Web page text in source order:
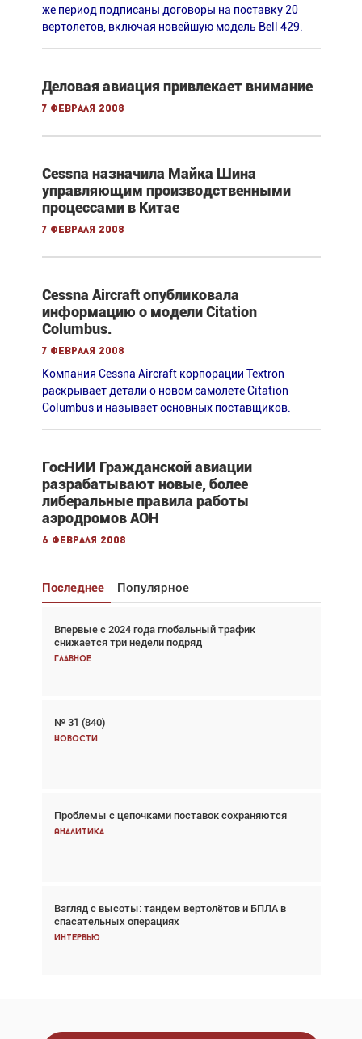
же период подписаны договоры на поставку 20
вертолетов, включая новейшую модель Bell 429.
Деловая авиация привлекает внимание
7 февраля 2008
Cessna назначила Майка Шина
управляющим производственными
процессами в Китае
7 февраля 2008
Cessna Aircraft опубликовала
информацию о модели Citation
Columbus.
7 февраля 2008
Компания Cessna Aircraft корпорации Textron
раскрывает детали о новом самолете Citation
Columbus и называет основных поставщиков.
ГосНИИ Гражданской авиации
разрабатывают новые, более
либеральные правила работы
аэродромов АОН
6 февраля 2008
Последнее Популярное
Впервые с 2024 года глобальный трафик
снижается три недели подряд
Главное
№ 31 (840)
Новости
Проблемы с цепочками поставок сохраняются
Аналитика
Взгляд с высоты: тандем вертолётов и БПЛА в
спасательных операциях
Интервью
Взгляд с высоты: тандем вертолётов и БПЛА в
спасательных операциях
Главное
Авиационный фотограф Дэйв Кох: «Фотография
говорит сама за себя... а ИИ всё портит»
Впервые с 2024 года глобальный трафик
снижается три недели подряд
Частный самолёт – это актив. Подходите к
покупке соответствующим образом
Интервью